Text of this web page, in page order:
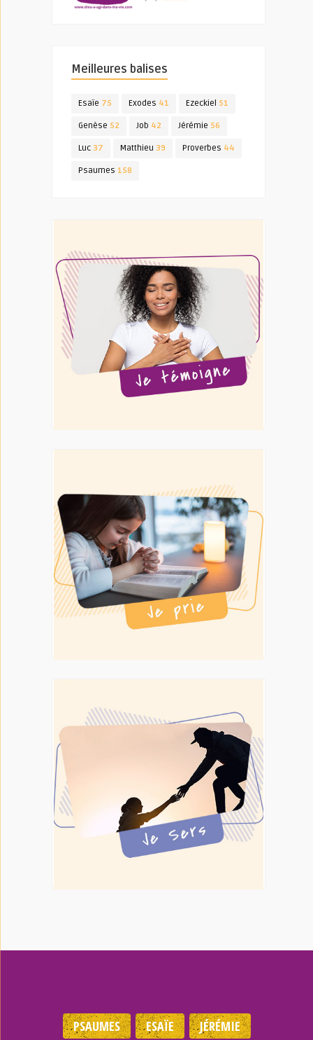
Meilleures balises
Esaïe 75 Exodes 41 Ezeckiel 51
Genèse 52 Job 42 Jérémie 56
Luc 37 Matthieu 39 Proverbes 44
Psaumes 158
PSAUMES ESAÏE JÉRÉMIE